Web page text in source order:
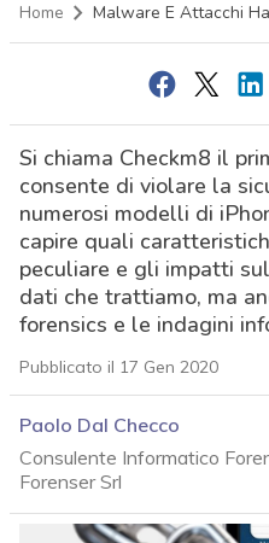
Home Malware E Attacchi
Si chiama Checkm8 il
consente di violare la
numerosi modelli di
capire quali
peculiare e gli impatti
dati che trattiamo, ma
forensics e le indagini
Pubblicato il 17 Gen 2020
Paolo Dal Checco
Consulente Informatico
Forenser Srl